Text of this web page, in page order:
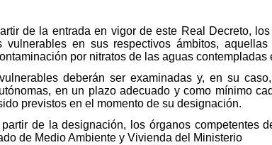
de la entrada en vigor de este Real Decreto,
vulnerables en sus respectivos ámbitos,
por nitratos de las aguas contempladas
deberán ser examinadas y, en su
en un plazo adecuado y como mínimo
previstos en el momento de su designación.
de la designación, los órganos competentes
de Medio Ambiente y Vivienda del Ministerio